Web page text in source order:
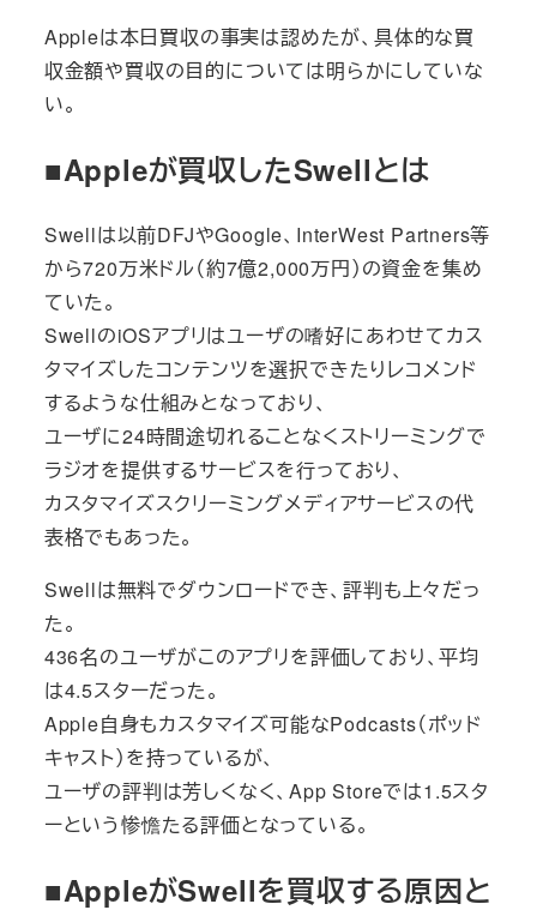
Appleは本日買収の事実は認めたが、具体的な買
収金額や買収の目的については明らかにしていな
い。
■Appleが買収したSwellとは
Swellは以前DFJやGoogle、InterWest Partners等
から720万米ドル（約7億2,000万円）の資金を集め
ていた。
SwellのiOSアプリはユーザの嗜好にあわせてカス
タマイズしたコンテンツを選択できたりレコメンド
するような仕組みとなっており、
ユーザに24時間途切れることなくストリーミングで
ラジオを提供するサービスを行っており、
カスタマイズスクリーミングメディアサービスの代
表格でもあった。
Swellは無料でダウンロードでき、評判も上々だっ
た。
436名のユーザがこのアプリを評価しており、平均
は4.5スターだった。
Apple自身もカスタマイズ可能なPodcasts（ポッド
キャスト）を持っているが、
ユーザの評判は芳しくなく、App Storeでは1.5スタ
ーという惨憺たる評価となっている。
■AppleがSwellを買収する原因と